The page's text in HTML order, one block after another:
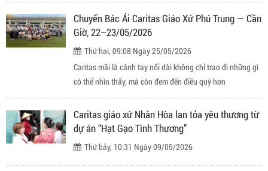
Chuyến Bác Ái Caritas Giáo Xứ Phú Trung — Cần
Giờ, 22–23/05/2026
Thứ hai, 09:08 Ngày 25/05/2026
Caritas mãi là cánh tay nối dài không chỉ trao đi những gì
có thể nhìn thấy, mà còn đem đến điều quý hơn
Caritas giáo xứ Nhân Hòa lan tỏa yêu thương từ
dự án “Hạt Gạo Tình Thương”
Thứ bảy, 10:31 Ngày 09/05/2026